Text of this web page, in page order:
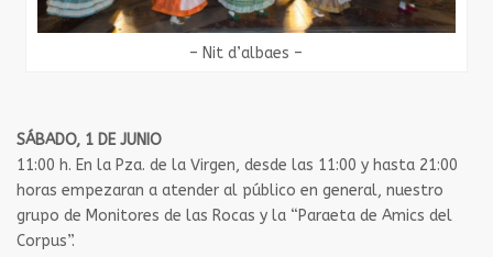
– Nit d’albaes –
SÁBADO, 1 DE JUNIO
11:00 h. En la Pza. de la Virgen, desde las 11:00 y hasta 21:00
horas empezaran a atender al público en general, nuestro
grupo de Monitores de las Rocas y la “Paraeta de Amics del
Corpus”.